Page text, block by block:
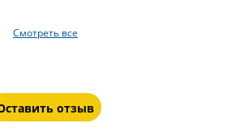
Смотреть все
отзыв